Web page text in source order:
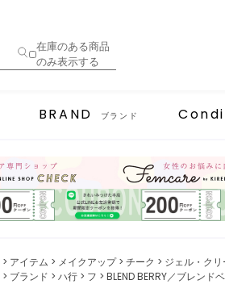
在庫のある商品
のみ表示する
BRAND ブランド
アイテム メイクアップ チーク
ジェル・ク
ブランド ハ行 フ BLEND BERRY／ブレンド